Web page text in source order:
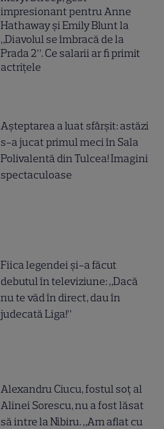
impresionant pentru Anne
Hathaway și Emily Blunt la
„Diavolul se îmbracă de la
Prada 2”. Ce salarii ar fi primit
actrițele
Așteptarea a luat sfârșit: astăzi
s-a jucat primul meci în Sala
Polivalentă din Tulcea! Imagini
spectaculoase
Fiica legendei și-a făcut
debutul în televiziune: „Dacă
nu te văd în direct, dau în
judecată Liga!”
Alexandru Ciucu, fostul soț al
Alinei Sorescu, nu a fost lăsat
să intre la Nibiru. „Am aflat cu